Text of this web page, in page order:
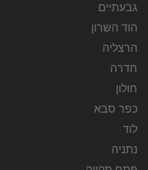
גבעתיים
הוד השרון
הרצליה
חדרה
חולון
כפר סבא
לוד
נתניה